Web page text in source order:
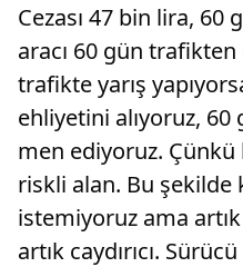
Cezası 47 bin lira, 60
aracı 60 gün
trafikte yarış
ehliyetini alıyoruz,
men ediyoruz.
riskli alan. Bu şekilde
istemiyoruz ama
artık caydırıcı.